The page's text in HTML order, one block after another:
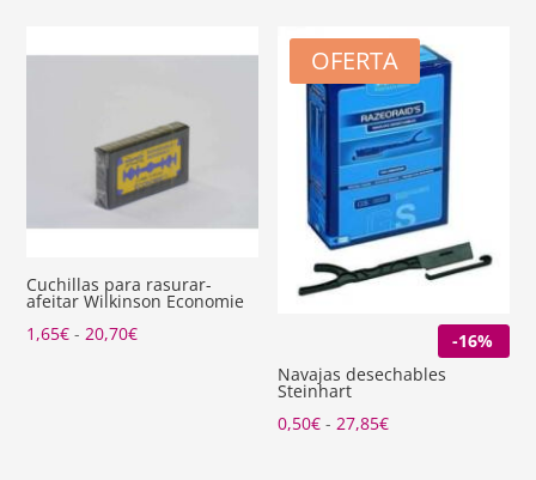
Cuchillas para rasurar-
afeitar Wilkinson Economie
1,65€ - 20,70€Rango
OFERTA
-16%
Navajas desechables
Steinhart
0,50€ - 27,85€Rango